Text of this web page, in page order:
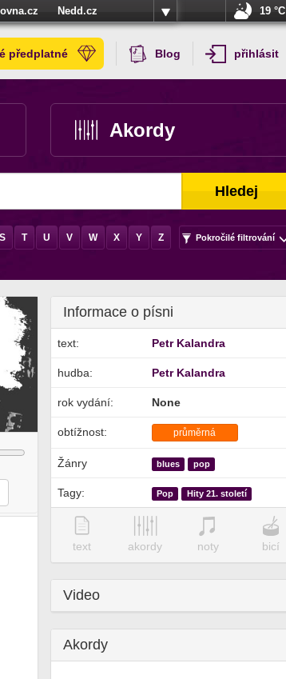
Nedd.cz
19 °C
předplatné Blog přihlásit
Akordy
Hledej
S T U V W X Y Z Pokročilé filtrování
Informace o písni
text: Petr Kalandra
hudba: Petr Kalandra
rok vydání: None
obtížnost: průměrná
Žánry blues pop
Tagy: Pop Hity 21. století
text akordy noty bicí
Video
Akordy